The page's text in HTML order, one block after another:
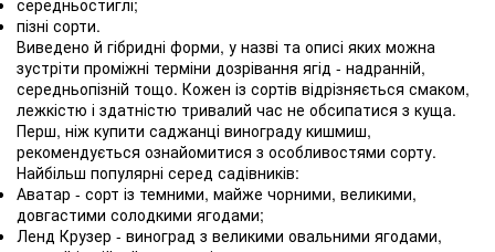
середньостиглі;
пізні сорти.
Виведено й гібридні форми, у назві та описі яких можна
зустріти проміжні терміни дозрівання ягід - надранній,
середньопізній тощо. Кожен із сортів відрізняється смаком,
лежкістю і здатністю тривалий час не обсипатися з куща.
Перш, ніж купити саджанці винограду кишмиш,
рекомендується ознайомитися з особливостями сорту.
Найбільш популярні серед садівників:
Аватар - сорт із темними, майже чорними, великими,
довгастими солодкими ягодами;
Ленд Крузер - виноград з великими овальними ягодами,